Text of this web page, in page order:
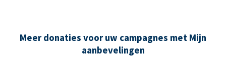
Meer donaties voor uw campagnes met Mijn
aanbevelingen